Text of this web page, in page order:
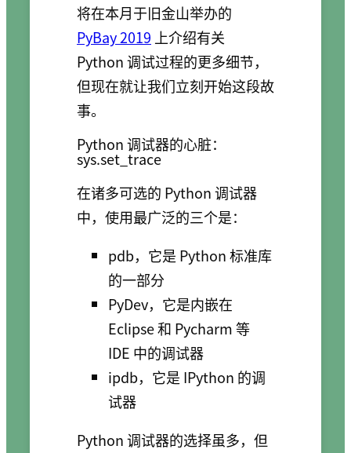
将在本月于旧金山举办的
PyBay 2019 上介绍有关
Python 调试过程的更多细节，
但现在就让我们立刻开始这段故
事。
Python 调试器的心脏：
sys.set_trace
在诸多可选的 Python 调试器
中，使用最广泛的三个是：
pdb，它是 Python 标准库
的一部分
PyDev，它是内嵌在
Eclipse 和 Pycharm 等
IDE 中的调试器
ipdb，它是 IPython 的调
试器
Python 调试器的选择虽多，但